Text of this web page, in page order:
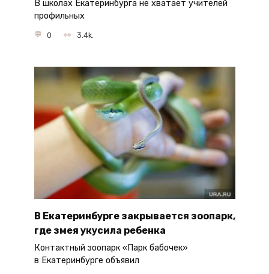
В школах Екатеринбурга не хватает учителей
профильных
0 3.4k.
В Екатеринбурге закрывается зоопарк,
где змея укусила ребенка
Контактный зоопарк «Парк бабочек»
в Екатеринбурге объявил